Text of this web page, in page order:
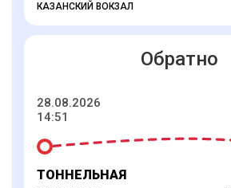
КАЗАНСКИЙ ВОКЗАЛ
Обратно
28.08.2026
14:51
ТОННЕЛЬНАЯ